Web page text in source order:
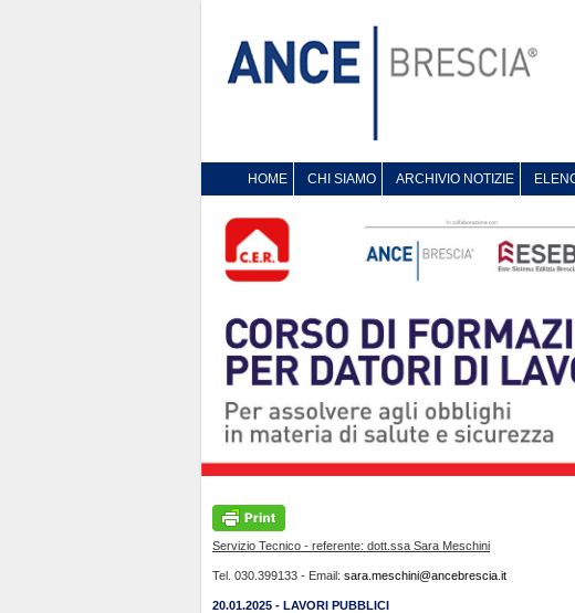
HOME CHI SIAMO ARCHIVIO NOTIZIE
Servizio Tecnico - referente: dott.ssa Sara Meschini
Tel. 030.399133 - Email: sara.meschini@ancebrescia.it
20.01.2025 - LAVORI PUBBLICI